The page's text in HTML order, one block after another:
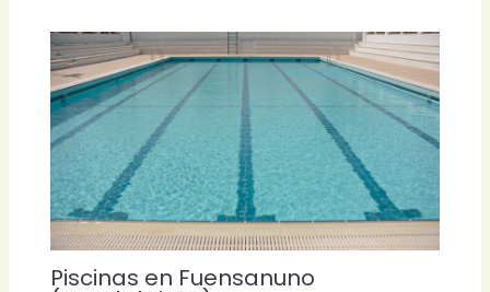
Piscinas en Fuensanuno